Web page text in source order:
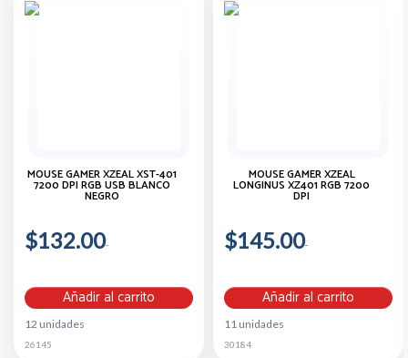
MOUSE GAMER XZEAL XST-401
7200 DPI RGB USB BLANCO
NEGRO
$132.00
Añadir al carrito
12 unidades
26145
MOUSE GAMER XZEAL
LONGINUS XZ401 RGB 7200
DPI
$145.00
Añadir al carrito
11 unidades
30184